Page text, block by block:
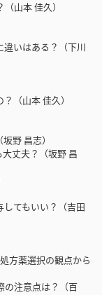
山本 佳久）
違いはある？（下川
（山本 佳久）
野 昌志）
丈夫？（坂野 昌
してもいい？（吉田
方薬選択の観点から
の注意点は？（百